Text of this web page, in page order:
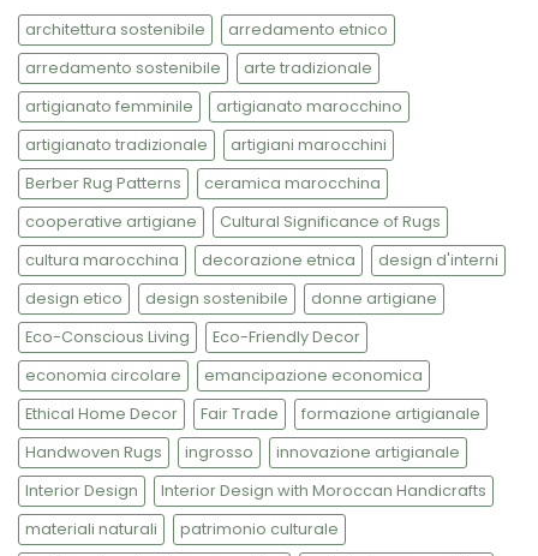
architettura sostenibile
arredamento etnico
arredamento sostenibile
arte tradizionale
artigianato femminile
artigianato marocchino
artigianato tradizionale
artigiani marocchini
Berber Rug Patterns
ceramica marocchina
cooperative artigiane
Cultural Significance of Rugs
cultura marocchina
decorazione etnica
design d'interni
design etico
design sostenibile
donne artigiane
Eco-Conscious Living
Eco-Friendly Decor
economia circolare
emancipazione economica
Ethical Home Decor
Fair Trade
formazione artigianale
Handwoven Rugs
ingrosso
innovazione artigianale
Interior Design
Interior Design with Moroccan Handicrafts
materiali naturali
patrimonio culturale